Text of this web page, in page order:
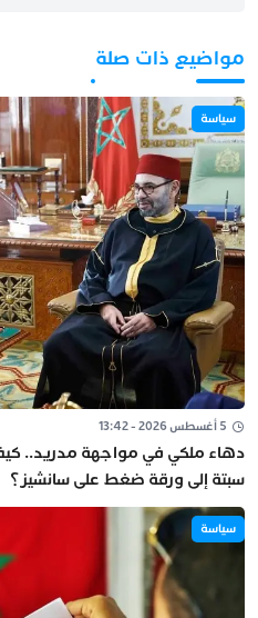
مواضيع ذات صلة
سياسة
5 أغسطس 2026 - 13:42
دهاء ملكي في مواجهة مدريد..
سبتة إلى ورقة ضغط على سانشيز؟
سياسة